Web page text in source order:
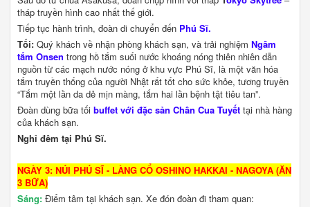
tháp truyền hình cao nhất thế giới.
Tiếp tục hành trình, đoàn di chuyển đến Phú Sĩ.
Tối:Quý khách về nhận phòng khách sạn, và trải nghiệm Ngâm
tắm Onsentrong hồ tắm suối nước khoáng nóng thiên nhiên dẫn
nguồn từ các mạch nước nóng ở khu vực Phú Sĩ, là một văn hóa
tắm truyền thống của người Nhật rất tốt cho sức khỏe, tương truyền
“Tắm một lần da dẻ mịn màng, tắm hai lần bệnh tật tiêu tan”.
Đoàn dùng bữa tốibuffet với đặc sản Chân Cua Tuyết tại nhà hàng
của khách sạn.
Nghỉ đêm tại Phú Sĩ.
NGÀY 3: NÚI PHÚ SĨ - LÀNG CỔ OSHINO HAKKAI - NAGOYA (ĂN
3 BỮA)
Sáng: Điểm tâm tại khách sạn. Xe đón đoàn đi tham quan: